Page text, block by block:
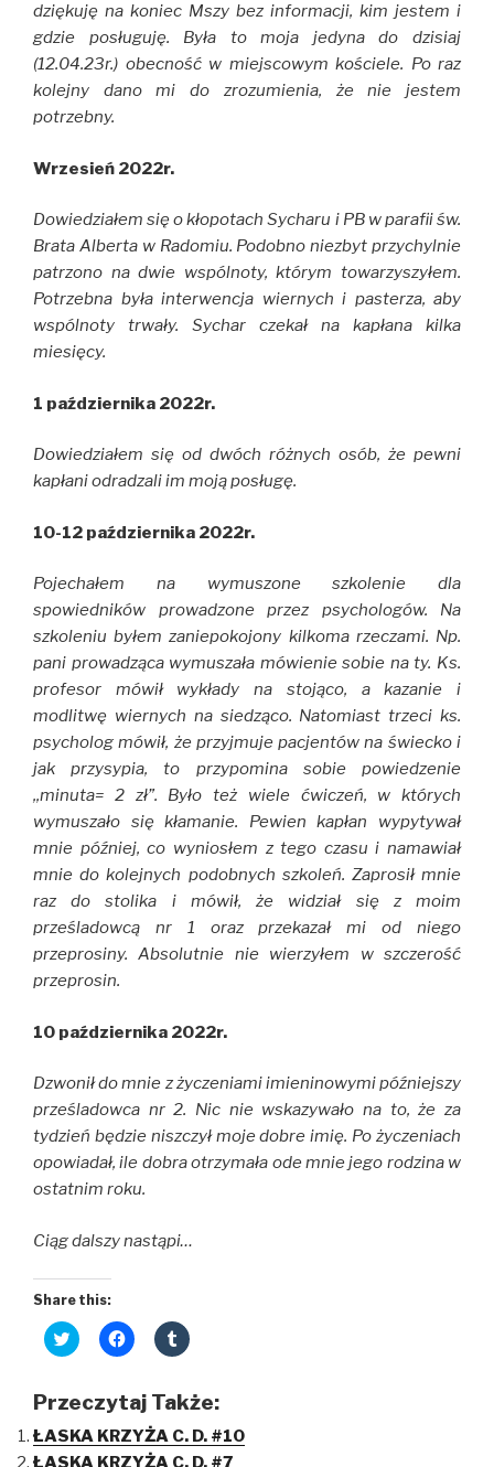
dziękuję na koniec Mszy bez informacji, kim jestem i
gdzie posługuję. Była to moja jedyna do dzisiaj
(12.04.23r.) obecność w miejscowym kościele. Po raz
kolejny dano mi do zrozumienia, że nie jestem
potrzebny.
Wrzesień 2022r.
Dowiedziałem się o kłopotach Sycharu i PB w parafii św.
Brata Alberta w Radomiu. Podobno niezbyt przychylnie
patrzono na dwie wspólnoty, którym towarzyszyłem.
Potrzebna była interwencja wiernych i pasterza, aby
wspólnoty trwały. Sychar czekał na kapłana kilka
miesięcy.
1 października 2022r.
Dowiedziałem się od dwóch różnych osób, że pewni
kapłani odradzali im moją posługę.
10-12 października 2022r.
Pojechałem na wymuszone szkolenie dla
spowiedników prowadzone przez psychologów. Na
szkoleniu byłem zaniepokojony kilkoma rzeczami. Np.
pani prowadząca wymuszała mówienie sobie na ty. Ks.
profesor mówił wykłady na stojąco, a kazanie i
modlitwę wiernych na siedząco. Natomiast trzeci ks.
psycholog mówił, że przyjmuje pacjentów na świecko i
jak przysypia, to przypomina sobie powiedzenie
,,minuta= 2 zł”. Było też wiele ćwiczeń, w których
wymuszało się kłamanie. Pewien kapłan wypytywał
mnie później, co wyniosłem z tego czasu i namawiał
mnie do kolejnych podobnych szkoleń. Zaprosił mnie
raz do stolika i mówił, że widział się z moim
prześladowcą nr 1 oraz przekazał mi od niego
przeprosiny. Absolutnie nie wierzyłem w szczerość
przeprosin.
10 października 2022r.
Dzwonił do mnie z życzeniami imieninowymi późniejszy
prześladowca nr 2. Nic nie wskazywało na to, że za
tydzień będzie niszczył moje dobre imię. Po życzeniach
opowiadał, ile dobra otrzymała ode mnie jego rodzina w
ostatnim roku.
Ciąg dalszy nastąpi…
Share this:
C
l
t
s
h
C
l
t
s
h
C
l
t
s
h
Przeczytaj Także:
ŁASKA KRZYŻA C. D. #10
ŁASKA KRZYŻA C. D. #7